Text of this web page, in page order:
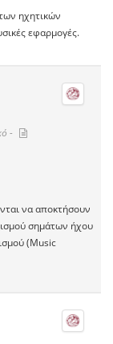
ηχητικών
εφαρμογές.
-
να αποκτήσουν
σημάτων ήχου
(Music